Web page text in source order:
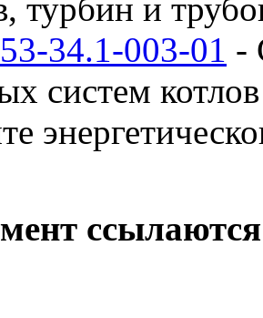
турбин и
34.1-003-01 -
систем